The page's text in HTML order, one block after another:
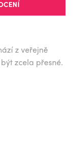
z veřejně
zcela přesné.